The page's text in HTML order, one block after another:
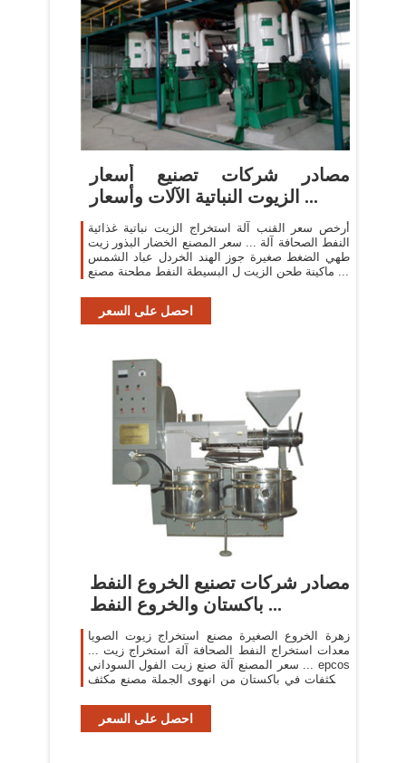
مصادر شركات تصنيع أسعار
الزيوت النباتية الآلات وأسعار ...
أرخص سعر القنب آلة استخراج الزيت نباتية غذائية
النفط الصحافة آلة ... سعر المصنع الخضار البذور زيت
طهي الضغط صغيرة جوز الهند الخردل عباد الشمس
ماكينة طحن الزيت ل البسيطة النفط مطحنة مصنع ...
احصل على السعر
مصادر شركات تصنيع الخروع النفط
باكستان والخروع النفط ...
زهرة الخروع الصغيرة مصنع استخراج زيوت الصويا
معدات استخراج النفط الصحافة آلة استخراج زيت ...
سعر المصنع آلة صنع زيت الفول السوداني ... epcos
المكثفات في باكستان من انهوى الجملة مصنع مكثف
احصل على السعر